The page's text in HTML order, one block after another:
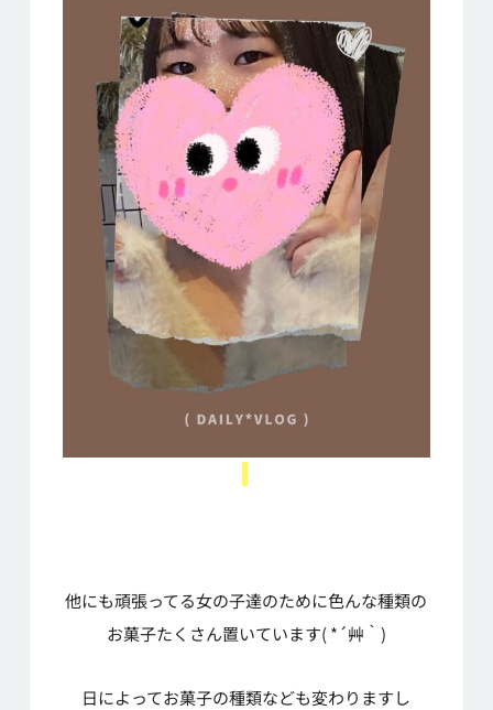
他にも頑張ってる女の子達のために色んな種類の
お菓子たくさん置いています( *´艸｀)
日によってお菓子の種類なども変わりますし